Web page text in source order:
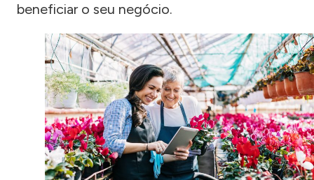
beneficiar o seu negócio.